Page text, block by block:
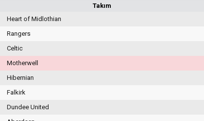
Takım
Heart of Midlothian
Rangers
Celtic
Motherwell
Hibernian
Falkirk
Dundee United